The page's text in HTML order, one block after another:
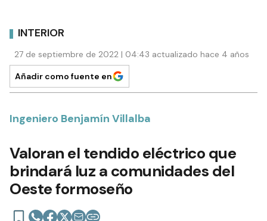
INTERIOR
27 de septiembre de 2022 | 04:43 actualizado hace 4 años
Añadir como fuente en
Ingeniero Benjamín Villalba
Valoran el tendido eléctrico que
brindará luz a comunidades del
Oeste formoseño